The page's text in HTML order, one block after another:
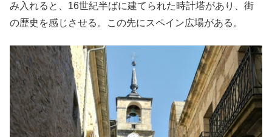
み入れると、16世紀半ばに建てられた時計塔があり、街
の歴史を感じさせる。この先にスペイン広場がある。